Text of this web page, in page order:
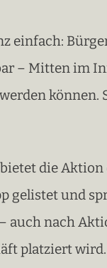
einfach:
– Mitten im
können.
die Aktion
gelistet und
auch nach
platziert wird.